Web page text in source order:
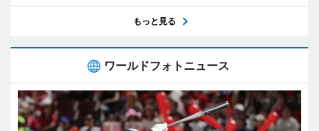
もっと見る
ワールドフォトニュース